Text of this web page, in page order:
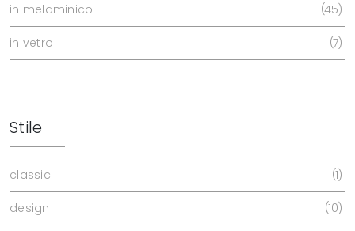
in melaminico 45
in vetro 7
Stile
classici 1
design 10